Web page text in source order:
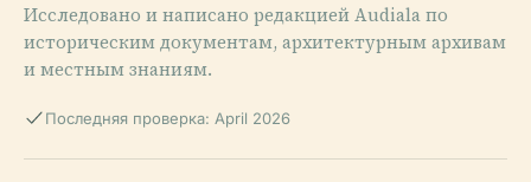
Исследовано и написано редакцией Audiala по
историческим документам, архитектурным архивам
и местным знаниям.
Последняя проверка: April 2026